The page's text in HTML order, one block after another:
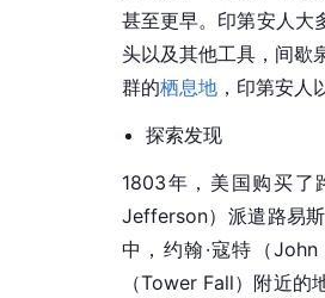
甚至更早。印第安人大
头以及其他工具，间歇
群的栖息地 ，印第安人
探索发现
1803年， 美国购买了
Jefferson）派遣路易
中，约翰·寇特（
（Tower Fall）附近的